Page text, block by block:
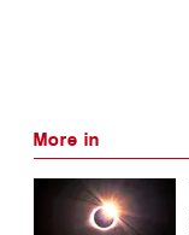
More in